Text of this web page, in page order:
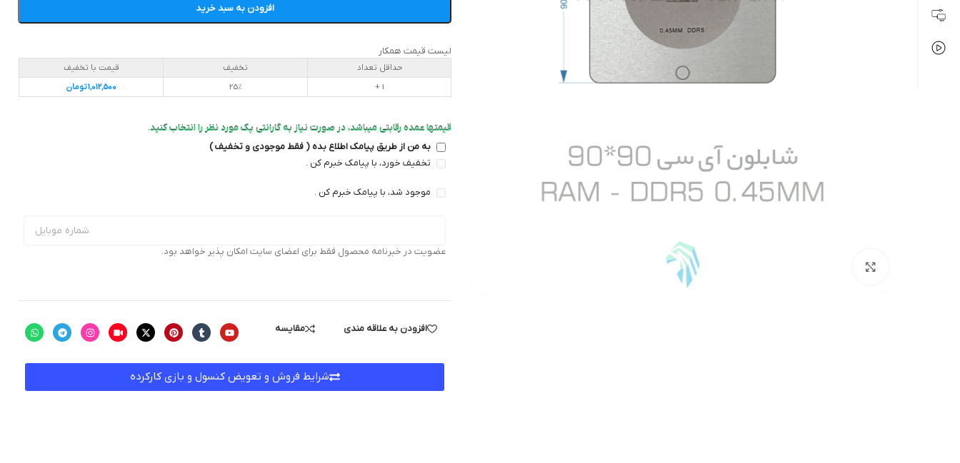
افزودن به سبد خرید
لیست قیمت همکار
حداقل تعداد تخفیف
قیمت با تخفیف
1 +
25%
1,012,500تومان
قیمتها عمده رقابتی میباشد، در صورت نیاز به گارانتی پک مورد نظر را انتخاب کنید.
به من از طریق پیامک اطلاع بده ( فقط موجودی و تخفیف )
تخفیف خورد، با پیامک خبرم کن .
موجود شد، با پیامک خبرم کن .
عضویت در خبرنامه محصول فقط برای اعضای سایت امکان پذیر خواهد بود.
مقایسه افزودن به علاقه مندی
شرایط فروش و تعویض کنسول و بازی کارکرده